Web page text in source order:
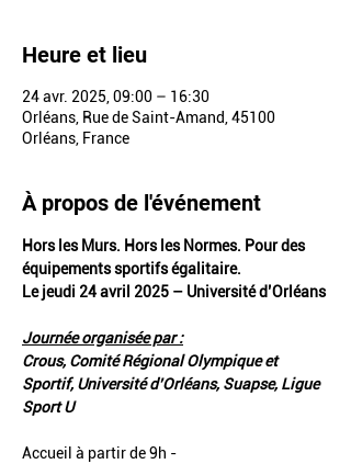
Heure et lieu
24 avr. 2025, 09:00 – 16:30
Orléans, Rue de Saint-Amand, 45100
Orléans, France
À propos de l'événement
Hors les Murs. Hors les Normes. Pour des
équipements sportifs égalitaire.
Le jeudi 24 avril 2025 – Université d’Orléans
Journée organisée par :
Crous, Comité Régional Olympique et
Sportif, Université d’Orléans, Suapse, Ligue
Sport U
Accueil à partir de 9h -